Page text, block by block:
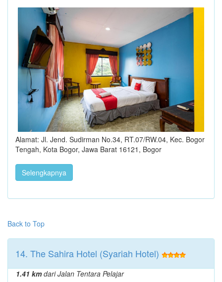
Alamat: Jl. Jend. Sudirman No.34, RT.07/RW.04, Kec. Bogor
Tengah, Kota Bogor, Jawa Barat 16121, Bogor
Selengkapnya
Back to Top
14. The Sahira Hotel (Syariah Hotel)
1.41 kmdari Jalan Tentara Pelajar